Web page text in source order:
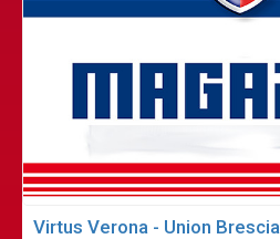
Virtus Verona - Union Brescia